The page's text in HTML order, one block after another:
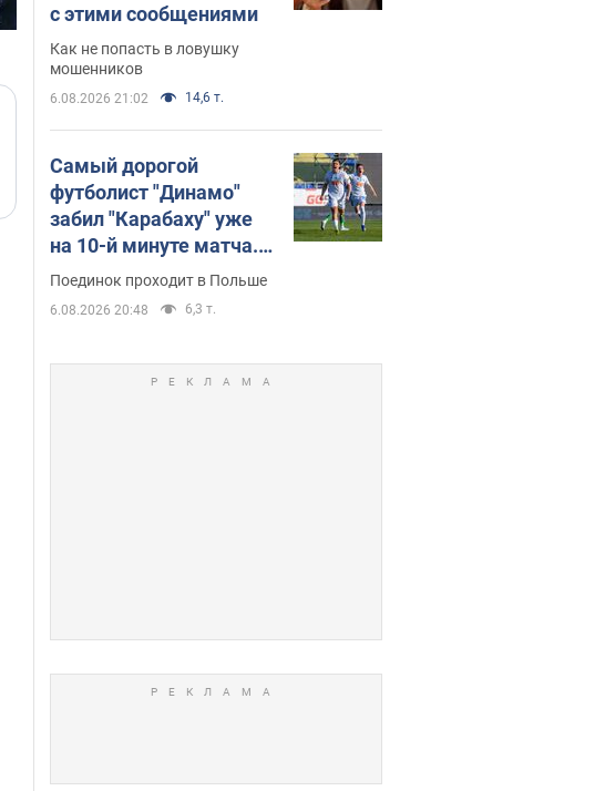
с этими сообщениями
Как не попасть в ловушку
мошенников
6.08.2026 21:02 14,6 т.
Самый дорогой
футболист "Динамо"
забил "Карабаху" уже
на 10-й минуте матча.
Видео
Поединок проходит в Польше
6.08.2026 20:48 6,3 т.